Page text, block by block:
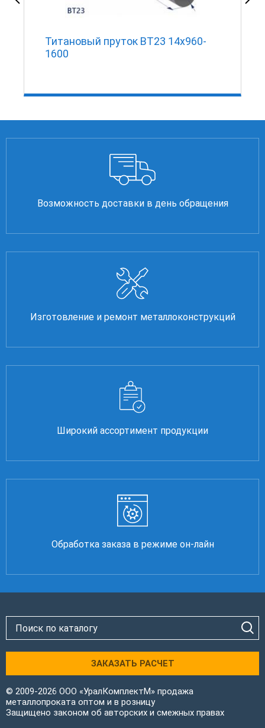
Титановый пруток ВТ23 14х960-
1600
Возможность доставки в день обращения
Изготовление и ремонт металлоконструкций
Широкий ассортимент продукции
Обработка заказа в режиме он-лайн
ЗАКАЗАТЬ РАСЧЕТ
© 2009-2026 ООО «УралКомплектМ» продажа
металлопроката оптом и в розницу
Защищено законом об авторских и смежных правах